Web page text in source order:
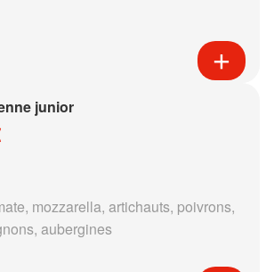
junior
mozzarella, artichauts, poivrons,
aubergines